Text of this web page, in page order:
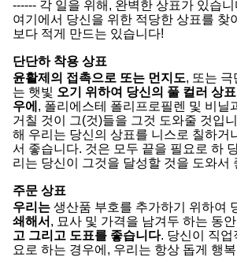
------ 각 일을 위해, 완벽한 상표가 있습
여기에서 당신을 위한 적당한 상표를 찾
보다 적게 만드는 있습니다!
단단하 착용 상표
윤활제의 접촉으로 또는 먼지도, 또는 극
는 햇빛 오기 위하여 당신의 풀 컬러 상
우에 , 폴리에스테 폴리프로필렌 및 비닐
거칠 것이 그(것)들을 그것 도와줄 것입
해 우리는 당신의 상표를 니스로 칠하거
서 좋습니다. 것은 모두 끝을 필요로 하
리는 당신이 그것을 달성할 것을 도와서
주문 상표
우리는 생산품 부호를 추가하기 위하여
쇄해서 , 묘사 및 가격을 남겨두 하는 동안
고 그리고 도표를 좋습니다. 당신이 직업
요로 하는 경우에, 우리는 항상 돕게 행